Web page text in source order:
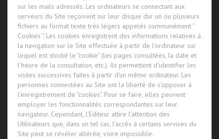
sur les mails adressés. Les ordinateurs se connectant aux
serveurs du Site reçoivent sur leur disque dur un ou plusieurs
fichiers au format texte très légers appelés communément "
Cookies ". Les cookies enregistrent des informations relatives à
la navigation sur le Site effectuée à partir de l'ordinateur sur
lequel est stocké le "cookie" (les pages consultées, la date et
l'heure de la consultation, etc.). Ils permettent d'identifier les
visites successives faites à partir d'un même ordinateur. Les
personnes connectées au Site ont la liberté de s'opposer à
l'enregistrement de "cookies". Pour se faire, elles peuvent
employer les fonctionnalités correspondantes sur leur
navigateur. Cependant, l'Editeur attire l'attention des
Utilisateurs que, dans un tel cas, l'accès à certains services du
Site peut se révéler altérée, voire impossible.